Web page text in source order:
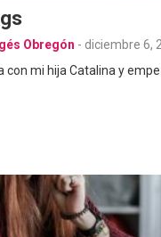
Obregón - diciembre 6,
con mi hija Catalina y